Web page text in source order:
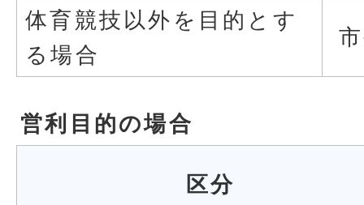
体育競技以外を目的とす
る場合
営利目的の場合
区分